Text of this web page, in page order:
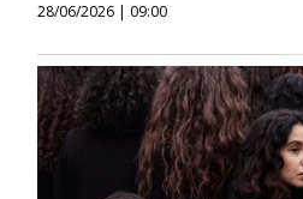
28/06/2026 | 09:00